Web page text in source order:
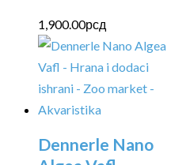
1,900.00рсд
Dennerle Nano